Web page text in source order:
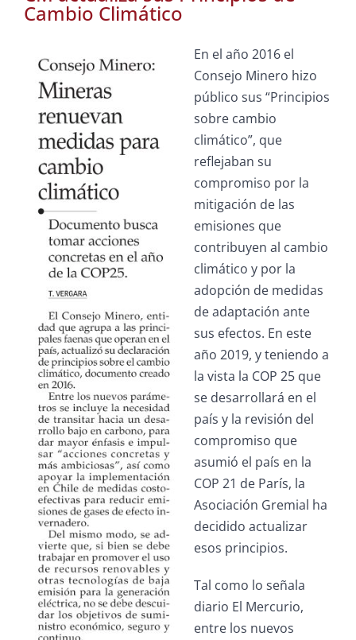
Cambio Climático
En el año 2016 el
Consejo Minero hizo
público sus “Principios
sobre cambio
climático”, que
reflejaban su
compromiso por la
mitigación de las
emisiones que
contribuyen al cambio
climático y por la
adopción de medidas
de adaptación ante
sus efectos. En este
año 2019, y teniendo a
la vista la COP 25 que
se desarrollará en el
país y la revisión del
compromiso que
asumió el país en la
COP 21 de París, la
Asociación Gremial ha
decidido actualizar
esos principios.
Tal como lo señala
diario El Mercurio,
entre los nuevos